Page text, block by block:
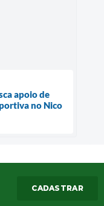
apoio de
no Nico
CADASTRAR